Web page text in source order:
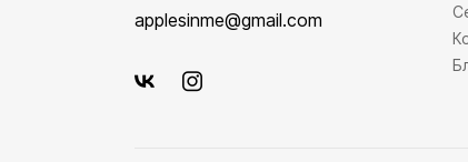
applesinme@gmail.com